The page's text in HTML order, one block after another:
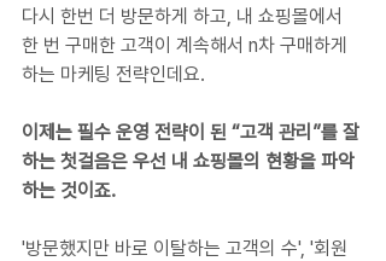
다시 한번 더 방문하게 하고, 내 쇼핑몰에서
한 번 구매한 고객이 계속해서 n차 구매하게
하는 마케팅 전략인데요.
이제는 필수 운영 전략이 된 “고객 관리”를 잘
하는 첫걸음은 우선 내 쇼핑몰의 현황을 파악
하는 것이죠.
'방문했지만 바로 이탈하는 고객의 수', '회원